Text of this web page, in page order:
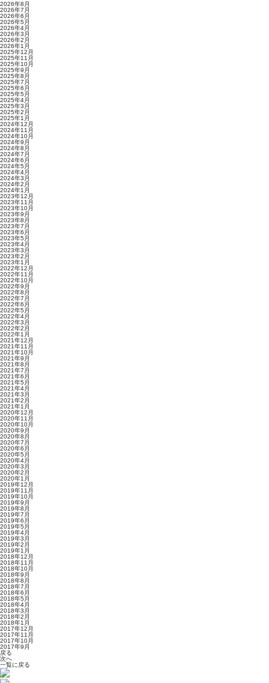
2026年8月
2026年7月
2026年6月
2026年5月
2026年4月
2026年3月
2026年2月
2026年1月
2025年12月
2025年11月
2025年10月
2025年9月
2025年8月
2025年7月
2025年6月
2025年5月
2025年4月
2025年3月
2025年2月
2025年1月
2024年12月
2024年11月
2024年10月
2024年9月
2024年8月
2024年7月
2024年6月
2024年5月
2024年4月
2024年3月
2024年2月
2024年1月
2023年12月
2023年11月
2023年10月
2023年9月
2023年8月
2023年7月
2023年6月
2023年5月
2023年4月
2023年3月
2023年2月
2023年1月
2022年12月
2022年11月
2022年10月
2022年9月
2022年8月
2022年7月
2022年6月
2022年5月
2022年4月
2022年3月
2022年2月
2022年1月
2021年12月
2021年11月
2021年10月
2021年9月
2021年8月
2021年7月
2021年6月
2021年5月
2021年4月
2021年3月
2021年2月
2021年1月
2020年12月
2020年11月
2020年10月
2020年9月
2020年8月
2020年7月
2020年6月
2020年5月
2020年4月
2020年3月
2020年2月
2020年1月
2019年12月
2019年11月
2019年10月
2019年9月
2019年8月
2019年7月
2019年6月
2019年5月
2019年4月
2019年3月
2019年2月
2019年1月
2018年12月
2018年11月
2018年10月
2018年9月
2018年8月
2018年7月
2018年6月
2018年5月
2018年4月
2018年3月
2018年2月
2018年1月
2017年12月
2017年11月
2017年10月
2017年9月
戻る
次へ
一覧に戻る